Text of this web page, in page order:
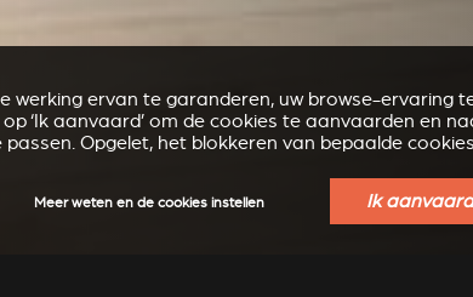
PLAATSKLARE SCHOUWEN STÛV 21
werking ervan te garanderen, uw browse-ervaring
‘Ik aanvaard’ om de cookies te aanvaarden en
Opgelet, het blokkeren van bepaalde
Meer weten en de cookies instellen Ik aanvaard